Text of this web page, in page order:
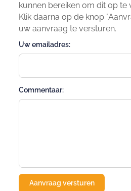
kunnen bereiken om dit op te
Klik daarna op de knop
uw aanvraag te versturen.
Uw emailadres:
Commentaar: